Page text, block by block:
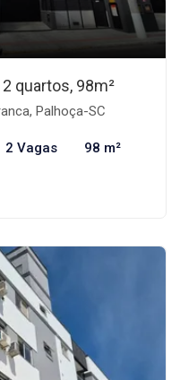
quartos, 98m²
Palhoça-SC
2 Vagas 98 m²